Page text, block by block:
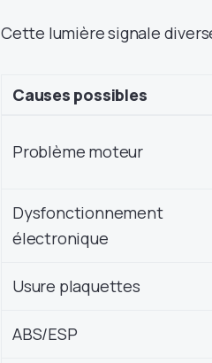
Cette lumière signale
Causes possibles
Problème moteur
Dysfonctionnement
électronique
Usure plaquettes
ABS/ESP